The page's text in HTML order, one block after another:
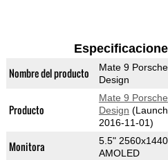
Nombre del producto
Mate 9 Porsche
Design
Producto
Mate 9 Porsche
Design
2016-11-01)
Monitora
5.5" 2560x1440
AMOLED